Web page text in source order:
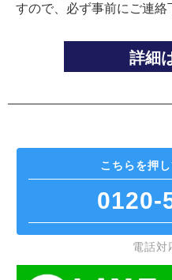
すので、必ず事前にご連絡
詳細
こちらを押し
0120-
電話対